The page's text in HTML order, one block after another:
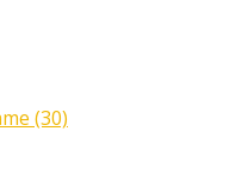
(30)